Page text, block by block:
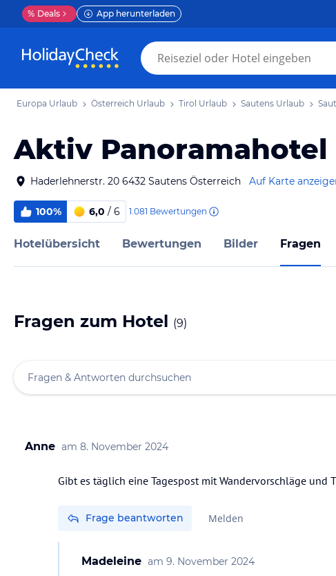
% Deals App herunterladen
Europa Urlaub Österreich Urlaub Tirol Urlaub Sautens Urlaub
Aktiv Panoramahotel
Haderlehnerstr. 20 6432 Sautens Österreich Auf Karte
100% 6,0 / 6 1.081 Bewertungen
Hotelübersicht Bewertungen Bilder Fragen
Fragen zum Hotel (9)
Anne am 8. November 2024
Frage beantworten Melden
Madeleine am 9. November 2024